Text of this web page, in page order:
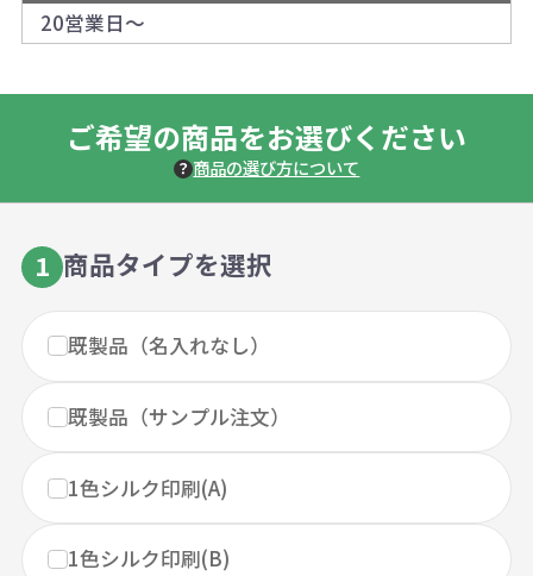
20営業日～
ご希望の商品をお選びください
商品の選び方について
1 商品タイプを選択
既製品（名入れなし）
既製品（サンプル注文）
1色シルク印刷(A)
1色シルク印刷(B)